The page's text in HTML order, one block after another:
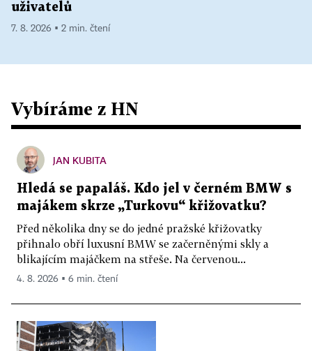
uživatelů
7. 8. 2026 ▪ 2 min. čtení
Vybíráme z HN
JAN KUBITA
Hledá se papaláš. Kdo jel v černém BMW s
majákem skrze „Turkovu“ křižovatku?
Před několika dny se do jedné pražské křižovatky
přihnalo obří luxusní BMW se začerněnými skly a
blikajícím majáčkem na střeše. Na červenou...
4. 8. 2026 ▪ 6 min. čtení